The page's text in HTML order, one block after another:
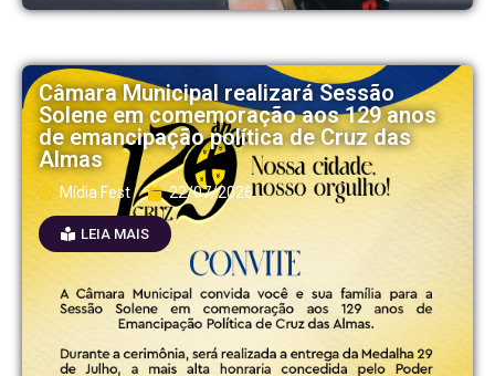
Câmara Municipal realizará Sessão
Solene em comemoração aos 129 anos
de emancipação política de Cruz das
Almas
Mídia Fest 22/07/2026
LEIA MAIS